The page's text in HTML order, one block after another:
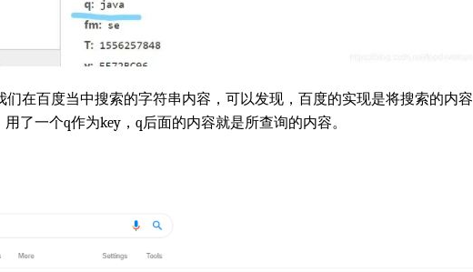
在百度当中搜索的字符串内容，可以发现，百度的实现是将搜索的内容
了一个q作为key，q后面的内容就是所查询的内容。